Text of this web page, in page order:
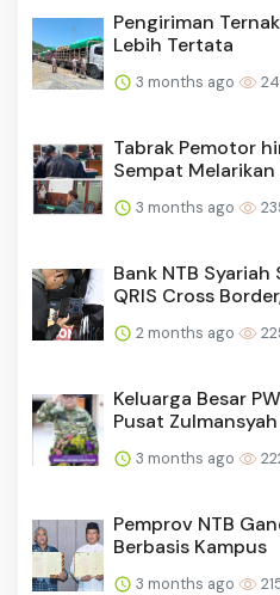
Pengiriman
Lebih Tertata
3 months ago
Tabrak Pemotor
Sempat Melarikan
3 months ago
Bank NTB
QRIS Cross
2 months ago
Keluarga Besar
Pusat Zulmansyah
3 months ago
Pemprov NTB
Berbasis Kampus
3 months ago